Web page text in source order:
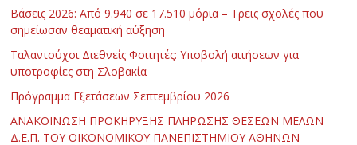
Βάσεις 2026: Από 9.940 σε 17.510 μόρια – Τρεις σχολές που
σημείωσαν θεαματική αύξηση
Ταλαντούχοι Διεθνείς Φοιτητές: Υποβολή αιτήσεων για
υποτροφίες στη Σλοβακία
Πρόγραμμα Εξετάσεων Σεπτεμβρίου 2026
ΑΝΑΚΟΙΝΩΣΗ ΠΡΟΚΗΡΥΞΗΣ ΠΛΗΡΩΣΗΣ ΘΕΣΕΩΝ ΜΕΛΩΝ
Δ.Ε.Π. ΤΟΥ ΟΙΚΟΝΟΜΙΚΟΥ ΠΑΝΕΠΙΣΤΗΜΙΟΥ ΑΘΗΝΩΝ